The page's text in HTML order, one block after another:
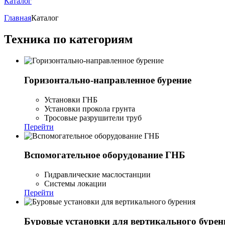
ГлавнаяКаталог
Техника по категориям
Горизонтально-направленное бурение
Установки ГНБ
Установки прокола грунта
Тросовые разрушители труб
Перейти
Вспомогательное оборудование ГНБ
Гидравлические маслостанции
Системы локации
Перейти
Буровые установки для вертикального